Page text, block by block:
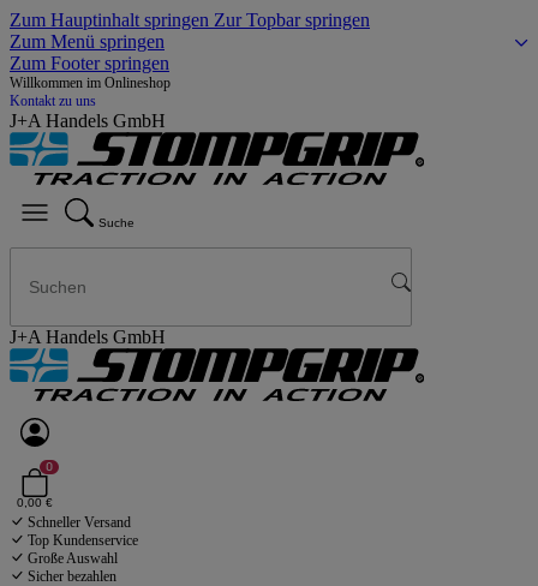
Zum Hauptinhalt springen Zur Topbar springen
Zum Menü springen
Zum Footer springen
Willkommen im Onlineshop
Kontakt zu uns
J+A Handels GmbH
Suche
J+A Handels GmbH
0
0,00 €
Schneller Versand
Top Kundenservice
Große Auswahl
Sicher bezahlen